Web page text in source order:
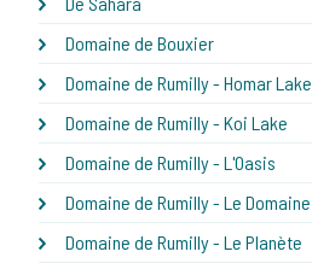
Domaine de Bouxier
Domaine de Rumilly - Homar Lake
Domaine de Rumilly - Koi Lake
Domaine de Rumilly - L'Oasis
Domaine de Rumilly - Le Domaine
Domaine de Rumilly - Le Planète